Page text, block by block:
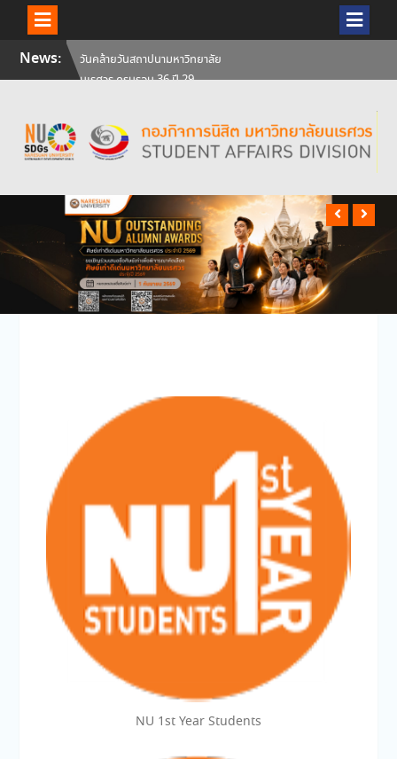
SkipNews:
สัมภาษณ์นิสิตเพื่อพิจารณาเข้ารับ
ทุนการศึกษามหาวิทยาลัยนเรศวร
ศิษย์เก่าแพทย์ถ่ายทอดความรู้ให้
แก่นิสิตปัจจุบัน
วันคล้ายวันสถาปนามหาวิทยาลัย
กรกฎาคม 2569
NU 1st Year Students